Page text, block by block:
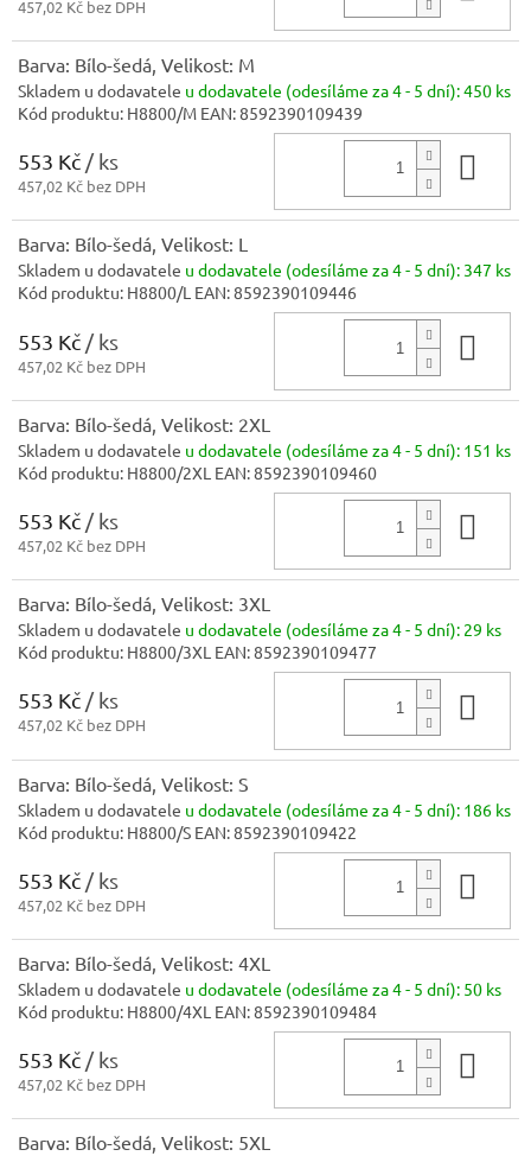
457,02 Kč bez DPH
Barva: Bílo-šedá, Velikost: M
Skladem u dodavatele u dodavatele (odesíláme za 4 - 5 dní):450 ks
Kód produktu: H8800/M EAN:8592390109439
553 Kč / ks
457,02 Kč bez DPH
Barva: Bílo-šedá, Velikost: L
Skladem u dodavatele u dodavatele (odesíláme za 4 - 5 dní): 347 ks
Kód produktu: H8800/L EAN:8592390109446
553 Kč / ks
457,02 Kč bez DPH
Barva: Bílo-šedá, Velikost: 2XL
Skladem u dodavatele u dodavatele (odesíláme za 4 - 5 dní): 151 ks
Kód produktu: H8800/2XL EAN:8592390109460
553 Kč / ks
457,02 Kč bez DPH
Barva: Bílo-šedá, Velikost: 3XL
Skladem u dodavatele u dodavatele (odesíláme za 4 - 5 dní): 29 ks
Kód produktu: H8800/3XL EAN:8592390109477
553 Kč / ks
457,02 Kč bez DPH
Barva: Bílo-šedá, Velikost: S
Skladem u dodavatele u dodavatele (odesíláme za 4 - 5 dní): 186 ks
Kód produktu: H8800/S EAN:8592390109422
553 Kč / ks
457,02 Kč bez DPH
Barva: Bílo-šedá, Velikost: 4XL
Skladem u dodavatele u dodavatele (odesíláme za 4 - 5 dní): 50 ks
Kód produktu: H8800/4XL EAN:8592390109484
553 Kč / ks
457,02 Kč bez DPH
Barva: Bílo-šedá, Velikost: 5XL